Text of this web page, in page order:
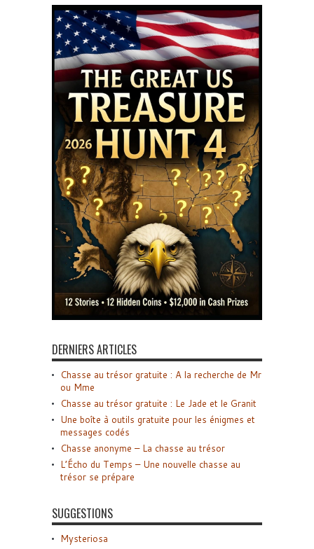
DERNIERS ARTICLES
Chasse au trésor gratuite : A la recherche de Mr
ou Mme
Chasse au trésor gratuite : Le Jade et le Granit
Une boîte à outils gratuite pour les énigmes et
messages codés
Chasse anonyme – La chasse au trésor
L’Écho du Temps – Une nouvelle chasse au
trésor se prépare
SUGGESTIONS
Mysteriosa